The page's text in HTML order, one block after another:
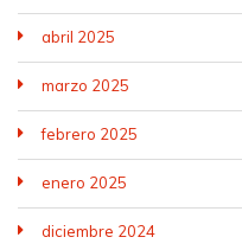
abril 2025
marzo 2025
febrero 2025
enero 2025
diciembre 2024